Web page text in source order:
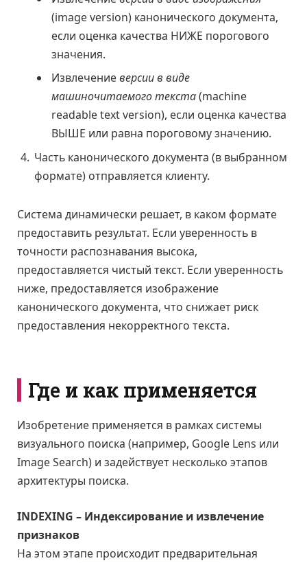
(image version) канонического документа,
если оценка качества НИЖЕ порогового
значения.
Извлечениеверсии в виде
машиночитаемого текста(machine
readable text version), если оценка качества
ВЫШЕ или равна пороговому значению.
Часть канонического документа (в выбранном
формате) отправляется клиенту.
Система динамически решает, в каком формате
предоставить результат. Если уверенность в
точности распознавания высока,
предоставляется чистый текст. Если уверенность
ниже, предоставляется изображение
канонического документа, что снижает риск
предоставления некорректного текста.
Где и как применяется
Изобретение применяется в рамках системы
визуального поиска (например, Google Lens или
Image Search) и задействует несколько этапов
архитектуры поиска.
INDEXING – Индексирование и извлечение
признаков
На этом этапе происходит предварительная